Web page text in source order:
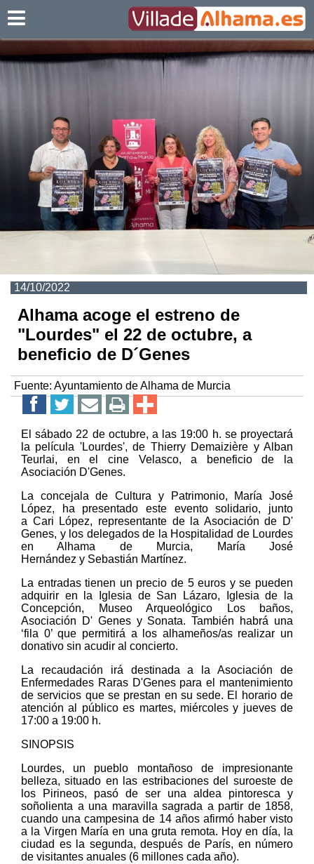
14/10/2022
Alhama acoge el estreno de
"Lourdes" el 22 de octubre, a
beneficio de D´Genes
Fuente: Ayuntamiento de Alhama de Murcia
El sábado 22 de octubre, a las 19:00 h. se proyectará
la película 'Lourdes', de Thierry Demaizière y Alban
Teurlai, en el cine Velasco, a beneficio de la
Asociación D'Genes.
La concejala de Cultura y Patrimonio, María José
López, ha presentado este evento solidario, junto
a Cari López, representante de la Asociación de D'
Genes, y los delegados de la Hospitalidad de Lourdes
en Alhama de Murcia, María José
Hernández y Sebastián Martínez.
La entradas tienen un precio de 5 euros y se pueden
adquirir en la Iglesia de San Lázaro, Iglesia de la
Concepción, Museo Arqueológico Los baños,
Asociación D' Genes y Sonata. También habrá una
‘fila 0’ que permitirá a los alhameños/as realizar un
donativo sin acudir al concierto.
La recaudación irá destinada a la Asociación de
Enfermedades Raras D'Genes para el mantenimiento
de servicios que se prestan en su sede. El horario de
atención al público es martes, miércoles y jueves de
17:00 a 19:00 h.
SINOPSIS
Lourdes, un pueblo montañoso de impresionante
belleza, situado en las estribaciones del suroeste de
los Pirineos, pasó de ser una aldea pintoresca y
soñolienta a una maravilla sagrada a partir de 1858,
cuando una campesina de 14 años afirmó haber visto
a la Virgen María en una gruta remota. Hoy en día, la
ciudad es la segunda, después de París, en número
de visitantes anuales (6 millones cada año).